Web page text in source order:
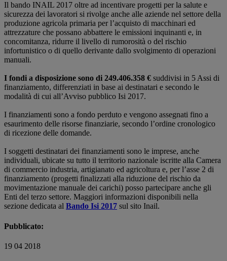
Il bando INAIL 2017 oltre ad incentivare progetti per la salute e
sicurezza dei lavoratori si rivolge anche alle aziende nel settore della
produzione agricola primaria per l’acquisto di macchinari ed
attrezzature che possano abbattere le emissioni inquinanti e, in
concomitanza, ridurre il livello di rumorosità o del rischio
infortunistico o di quello derivante dallo svolgimento di operazioni
manuali.
I fondi a disposizione sono di 249.406.358 € suddivisi in 5 Assi di
finanziamento, differenziati in base ai destinatari e secondo le
modalità di cui all’Avviso pubblico Isi 2017.
I finanziamenti sono a fondo perduto e vengono assegnati fino a
esaurimento delle risorse finanziarie, secondo l’ordine cronologico
di ricezione delle domande.
I soggetti destinatari dei finanziamenti sono le imprese, anche
individuali, ubicate su tutto il territorio nazionale iscritte alla Camera
di commercio industria, artigianato ed agricoltura e, per l’asse 2 di
finanziamento (progetti finalizzati alla riduzione del rischio da
movimentazione manuale dei carichi) posso partecipare anche gli
Enti del terzo settore. Maggiori informazioni disponibili nella
sezione dedicata al Bando Isi 2017 sul sito Inail.
Pubblicato:
19 04 2018